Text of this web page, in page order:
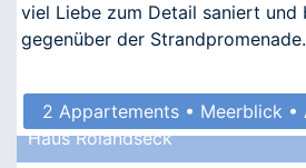
viel Liebe zum Detail saniert
gegenüber der Strandpromenade.
2 Appartements • Meerblick •
Haus Rolandseck